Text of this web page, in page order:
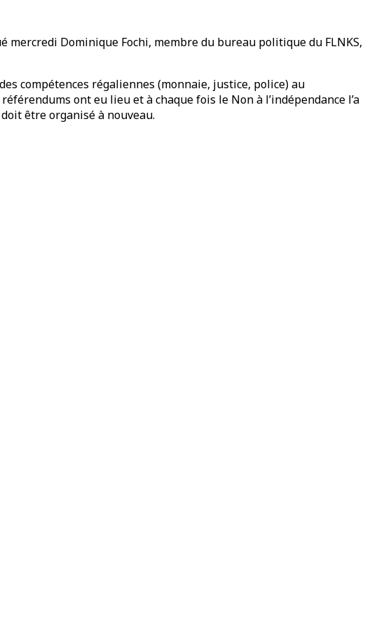
mercredi Dominique Fochi, membre du bureau politique du FLNKS,
compétences régaliennes (monnaie, justice, police) au
ont eu lieu et à chaque fois le Non à l’indépendance l’a
être organisé à nouveau.